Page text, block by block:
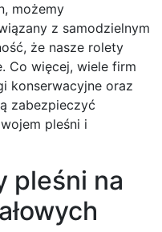
możemy
z samodzielnym
że nasze rolety
Co więcej, wiele firm
konserwacyjne oraz
zabezpieczyć
pleśni i
pleśni na